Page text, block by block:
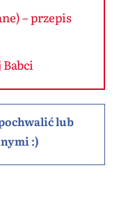
– przepis
lub
:)